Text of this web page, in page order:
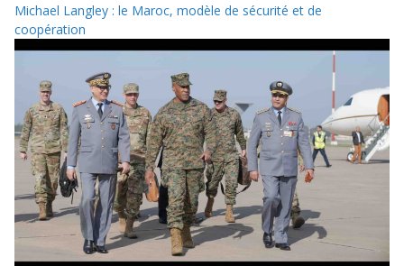
Michael Langley : le Maroc, modèle de sécurité et de
coopération